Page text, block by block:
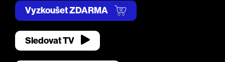
Vyzkoušet ZDARMA
Sledovat TV